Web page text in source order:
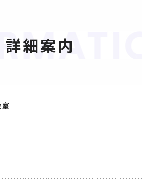
詳細案内